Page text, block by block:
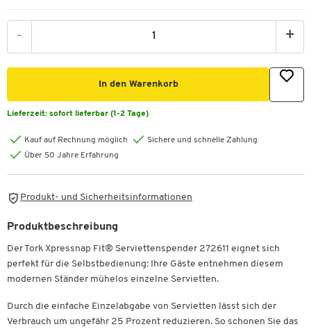
- +
In den Warenkorb
Lieferzeit: sofort lieferbar (1-2 Tage)
Kauf auf Rechnung möglich
Sichere und schnelle Zahlung
Über 50 Jahre Erfahrung
Produkt- und Sicherheitsinformationen
Produktbeschreibung
Der Tork Xpressnap Fit® Serviettenspender 272611 eignet sich
perfekt für die Selbstbedienung: Ihre Gäste entnehmen diesem
modernen Ständer mühelos einzelne Servietten.
Durch die einfache Einzelabgabe von Servietten lässt sich der
Verbrauch um ungefähr 25 Prozent reduzieren. So schonen Sie das